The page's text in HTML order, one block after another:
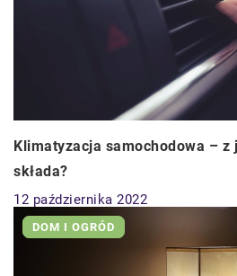
Klimatyzacja samochodowa –
składa?
12 października 2022
DOM I OGRÓD